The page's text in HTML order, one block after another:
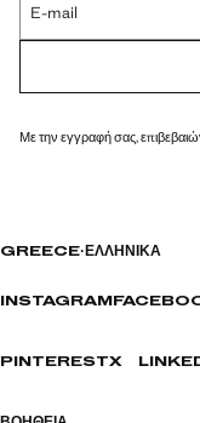
E-mail
Με την εγγραφή σας,
GREECE· ΕΛΛΗΝΙΚΆ
INSTAGRAM
PINTERESTX